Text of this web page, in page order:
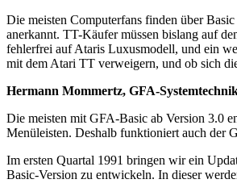
Die meisten Computerfans finden über
anerkannt. TT-Käufer müssen bislang auf
fehlerfrei auf Ataris Luxusmodell, und ein
mit dem Atari TT verweigern, und ob sich
Hermann Mommertz, GFA-
Die meisten mit GFA-Basic ab Version 3.0
Menüleisten. Deshalb funktioniert auch der
Im ersten Quartal 1991 bringen wir ein
Basic-Version zu entwickeln. In dieser